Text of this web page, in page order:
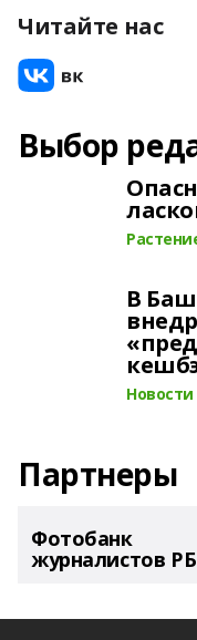
Читайте нас
Выбор
В
Новости
Партнеры
Фотобанк
журналистов РБ